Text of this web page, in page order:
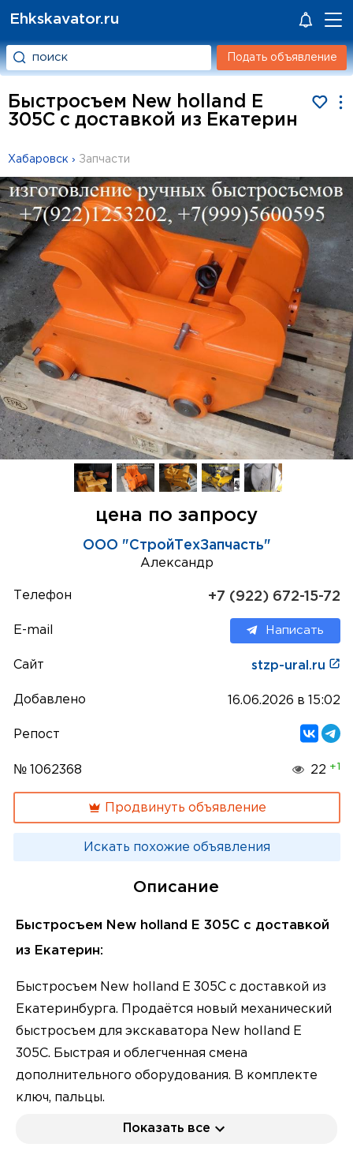
Ehkskavator.ru
Подать объявление
Быстросъем New holland E
305C с доставкой из Екатерин
Хабаровск › Запчасти
цена по запросу
ООО "СтройТехЗапчасть"
Александр
Телефон +7 (922) 672-15-72
E-mail Написать
Сайт stzp-ural.ru
Добавлено 16.06.2026 в 15:02
Репост
№ 1062368 22 +1
Продвинуть объявление
Искать похожие объявления
Описание
Быстросъем New holland E 305C с доставкой
из Екатерин:
Быстросъем New holland E 305C с доставкой из
Екатеринбурга. Продаётся новый механический
быстросъем для экскаватора New holland E
305C. Быстрая и облегченная смена
дополнительного оборудования. В комплекте
ключ, пальцы.
Не требуется вмешательство в гидравлическую
Показать все